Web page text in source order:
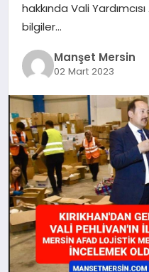
SİYASET
SPOR
DİĞER
hakkında Vali
bilgiler…
Manşet Mersin
02 Mart 2023